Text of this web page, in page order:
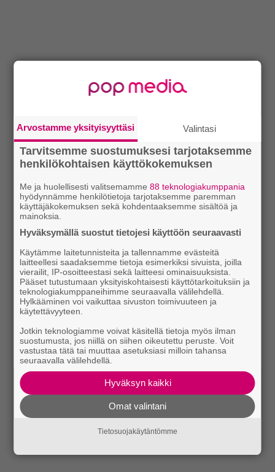
Arvostamme yksityisyyttäsi Valintasi
Tarvitsemme suostumuksesi tarjotaksemme
henkilökohtaisen käyttökokemuksen
Me ja huolellisesti valitsemamme88 teknologiakumppania
hyödynnämme henkilötietoja tarjotaksemme paremman
käyttäjäkokemuksen sekä kohdentaaksemme sisältöä ja
mainoksia.
Hyväksymällä suostut tietojesi käyttöön seuraavasti
Käytämme laitetunnisteita ja tallennamme evästeitä
laitteellesi saadaksemme tietoja esimerkiksi sivuista, joilla
vierailit, IP-osoitteestasi sekä laitteesi ominaisuuksista.
Pääset tutustumaan yksityiskohtaisesti käyttötarkoituksiin ja
teknologiakumppaneihimme seuraavalla välilehdellä.
Hylkääminen voi vaikuttaa sivuston toimivuuteen ja
käytettävyyteen.
Jotkin teknologiamme voivat käsitellä tietoja myös ilman
suostumusta, jos niillä on siihen oikeutettu peruste. Voit
vastustaa tätä tai muuttaa asetuksiasi milloin tahansa
seuraavalla välilehdellä.
Hyväksyn kaikki
Omat valintani
Tietosuojakäytäntömme